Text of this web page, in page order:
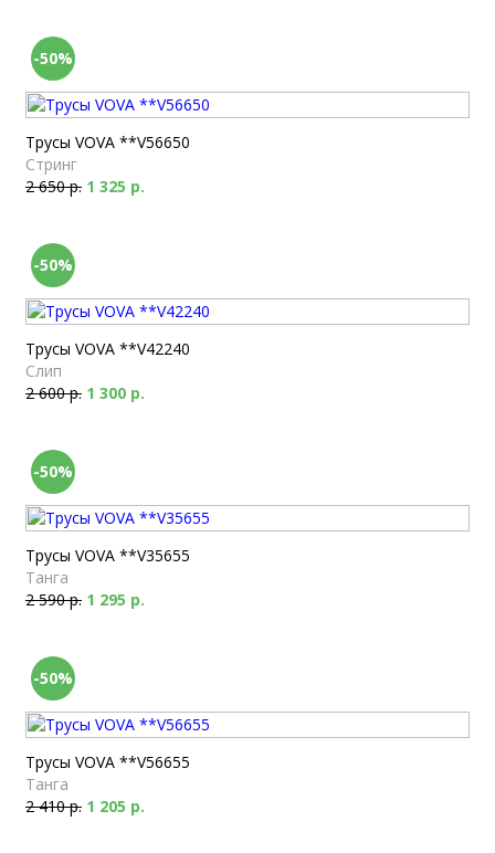
-50%
Трусы VOVA **V56650
Стринг
2 650 р. 1 325 р.
-50%
Трусы VOVA **V42240
Слип
2 600 р. 1 300 р.
-50%
Трусы VOVA **V35655
Танга
2 590 р. 1 295 р.
-50%
Трусы VOVA **V56655
Танга
2 410 р. 1 205 р.